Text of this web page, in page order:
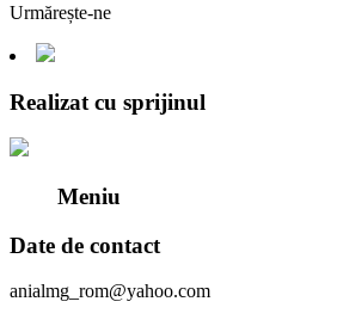
Urmărește-ne
Realizat cu sprijinul
Meniu
Date de contact
anialmg_rom@yahoo.com